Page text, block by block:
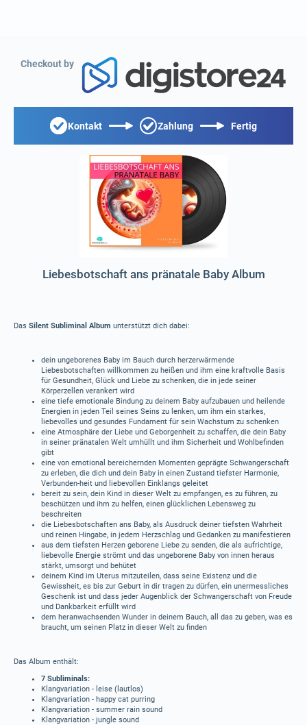
Checkout by
Kontakt Zahlung Fertig
Liebesbotschaft ans pränatale Baby Album
Das Silent Subliminal Album unterstützt dich dabei:
dein ungeborenes Baby im Bauch durch herzerwärmende
Liebesbotschaften willkommen zu heißen und ihm eine kraftvolle Basis
für Gesundheit, Glück und Liebe zu schenken, die in jede seiner
Körperzellen verankert wird
eine tiefe emotionale Bindung zu deinem Baby aufzubauen und heilende
Energien in jeden Teil seines Seins zu lenken, um ihm ein starkes,
liebevolles und gesundes Fundament für sein Wachstum zu schenken
eine Atmosphäre der Liebe und Geborgenheit zu schaffen, die dein Baby
in seiner pränatalen Welt umhüllt und ihm Sicherheit und Wohlbefinden
gibt
eine von emotional bereichernden Momenten geprägte Schwangerschaft
zu erleben, die dich und dein Baby in einen Zustand tiefster Harmonie,
Verbunden-heit und liebevollen Einklangs geleitet
bereit zu sein, dein Kind in dieser Welt zu empfangen, es zu führen, zu
beschützen und ihm zu helfen, einen glücklichen Lebensweg zu
beschreiten
die Liebesbotschaften ans Baby, als Ausdruck deiner tiefsten Wahrheit
und reinen Hingabe, in jedem Herzschlag und Gedanken zu manifestieren
aus dem tiefsten Herzen geborene Liebe zu senden, die als aufrichtige,
liebevolle Energie strömt und das ungeborene Baby von innen heraus
stärkt, umsorgt und behütet
deinem Kind im Uterus mitzuteilen, dass seine Existenz und die
Gewissheit, es bis zur Geburt in dir tragen zu dürfen, ein unermessliches
Geschenk ist und dass jeder Augenblick der Schwangerschaft von Freude
und Dankbarkeit erfüllt wird
dem heranwachsenden Wunder in deinem Bauch, all das zu geben, was es
braucht, um seinen Platz in dieser Welt zu finden
Das Album enthält:
7 Subliminals:
Klangvariation - leise (lautlos)
Klangvariation - happy cat purring
Klangvariation - summer rain sound
Klangvariation - jungle sound